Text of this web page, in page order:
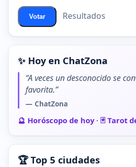
Votar Resultados
✨ Hoy en ChatZona
“A veces un desconocido se
favorita.”
— ChatZona
🔮 Horóscopo de hoy· 🃏 Tarot
🏆 Top 5 ciudades